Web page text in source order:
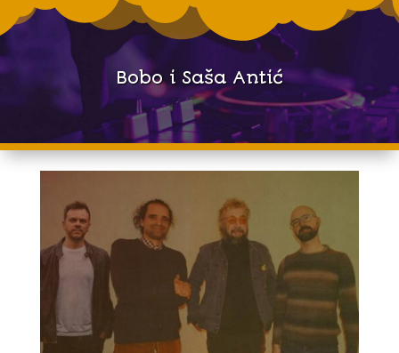
Bobo i Saša Antić